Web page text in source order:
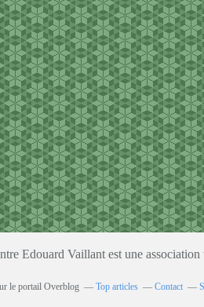
Edouard Vaillant est une
le portail Overblog Top articles Contact